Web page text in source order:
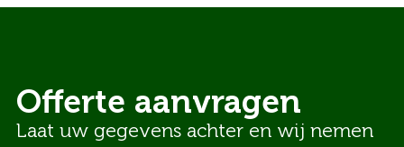
Offerte aanvragen
Laat uw gegevens achter en wij nemen